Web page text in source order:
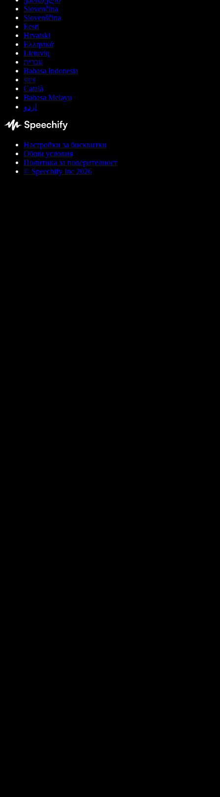
Slovenčina
Slovenščina
Eesti
Hrvatski
Ελληνικά
Lietuvių
עברית
Bahasa Indonesia
বাংলা
Català
Bahasa Melayu
اردو
Настройки за бисквитки
Общи условия
Политика за поверителност
© Speechify Inc 2026